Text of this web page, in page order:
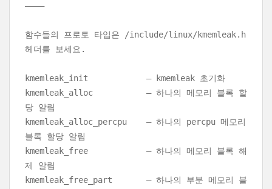
————
함수들의 프로토 타입은 /include/linux/kmemleak.h
헤더를 보세요.
kmemleak_init – kmemleak 초기화
kmemleak_alloc – 하나의 메모리 블록 할
당 알림
kmemleak_alloc_percpu – 하나의 percpu 메모리
블록 할당 알림
kmemleak_free – 하나의 메모리 블록 해
제 알림
kmemleak_free_part – 하나의 부분 메모리 블